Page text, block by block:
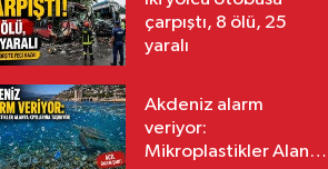
çarpıştı, 8 ölü, 25
yaralı
Akdeniz alarm
veriyor:
Mikroplastikler Alanya